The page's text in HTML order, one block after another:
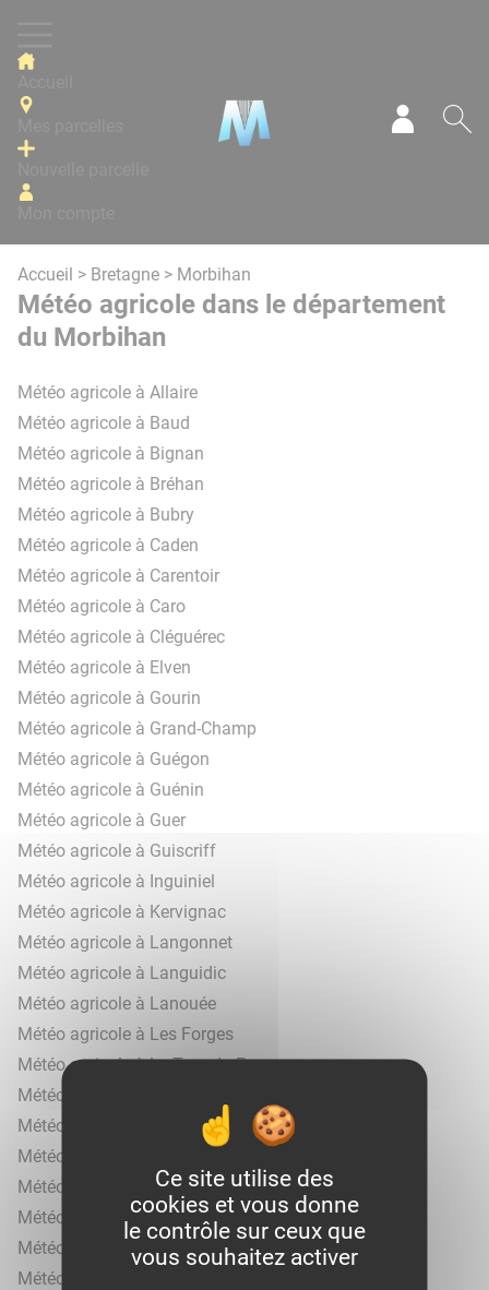
Accueil > Bretagne > Morbihan
Météo agricole dans le département
du Morbihan
Météo agricole à Allaire
Météo agricole à Baud
Météo agricole à Bignan
Météo agricole à Bréhan
Météo agricole à Bubry
Météo agricole à Caden
Météo agricole à Carentoir
Météo agricole à Caro
Météo agricole à Cléguérec
Météo agricole à Elven
Météo agricole à Gourin
Météo agricole à Grand-Champ
Météo agricole à Guégon
Météo agricole à Guénin
Météo agricole à Guer
Météo agricole à Guiscriff
Météo agricole à Inguiniel
Météo agricole à Kervignac
Météo agricole à Langonnet
Météo agricole à Languidic
Météo agricole à Lanouée
Météo agricole à Les Forges
Météo agricole à Le Tour-du-Parc
Météo agricole à Locoal-Mendon
Météo agricole à Mauron
Météo agricole à Ménéac
Météo agricole à Mohon
Météo agricole à Moréac
Météo agricole à Naizin
Météo agricole à Neulliac
Ce site utilise des
cookies et vous donne
le contrôle sur ceux que
vous souhaitez activer